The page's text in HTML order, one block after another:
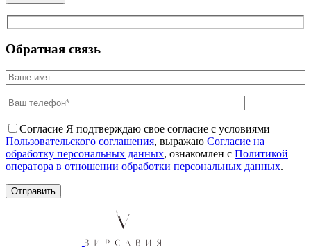
Обратная связь
Согласие Я подтверждаю свое согласие с условиями
Пользовательского соглашения, выражаю Согласие на
обработку персональных данных, ознакомлен с Политикой
оператора в отношении обработки персональных данных.